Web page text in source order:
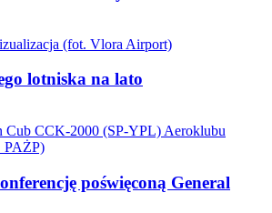
lotniska na lato
poświęconą General